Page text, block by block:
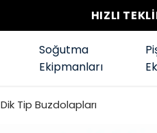
HIZLI
Soğutma
Ekipmanları
Dik Tip Buzdolapları